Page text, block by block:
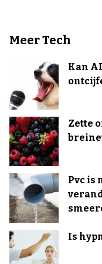
Meer Tech
Kan
Zette
Pvc is
Is